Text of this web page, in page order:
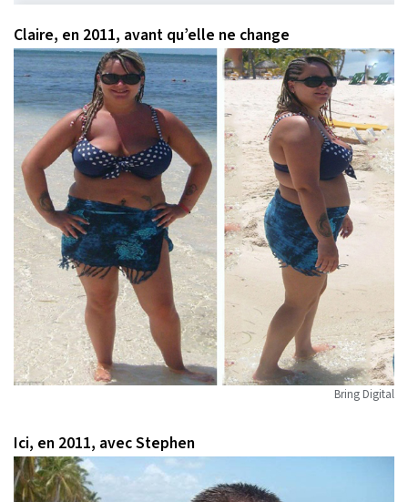
Claire, en 2011, avant qu’elle ne change
Bring Digital
Ici, en 2011, avec Stephen